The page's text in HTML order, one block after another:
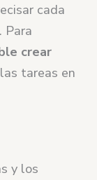
cada
Para
crear
tareas en
y los